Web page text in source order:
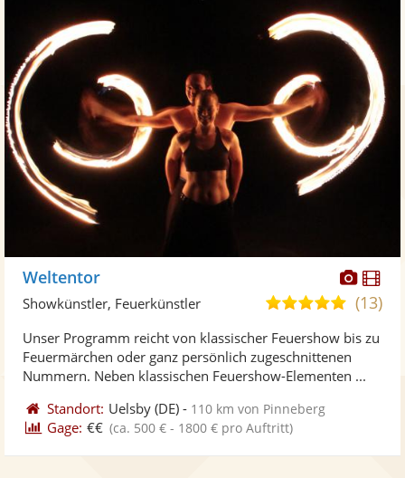
Fotos
Weltentor
5,0
5
Sternen
(13)
Showkünstler, Feuerkünstler
Unser Programm reicht von klassischer Feuershow bis zu
Feuermärchen oder ganz persönlich zugeschnittenen
Nummern. Neben klassischen Feuershow-Elementen ...
Standort: Uelsby (DE) - 110 km von Pinneberg
Gage: €€ (ca. 500 € - 1800 € pro Auftritt)